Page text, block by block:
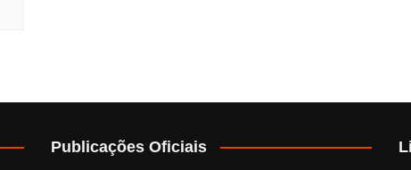
Publicações Oficiais